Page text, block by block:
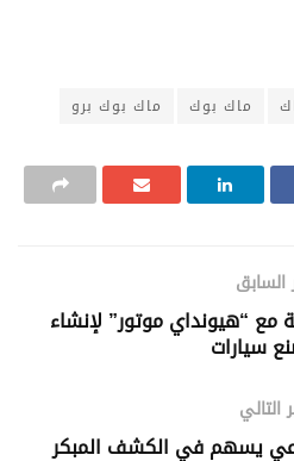
ماك بوك ماك بوك برو
السابق
مع “هيونداي موتور” لإنشاء
سيارات
التالي
يسهم في الكشف المبكر